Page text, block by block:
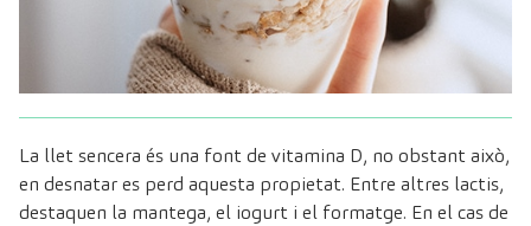
La llet sencera és una font de vitamina D, no obstant això,
en desnatar es perd aquesta propietat. Entre altres lactis,
destaquen la mantega, el iogurt i el formatge. En el cas de